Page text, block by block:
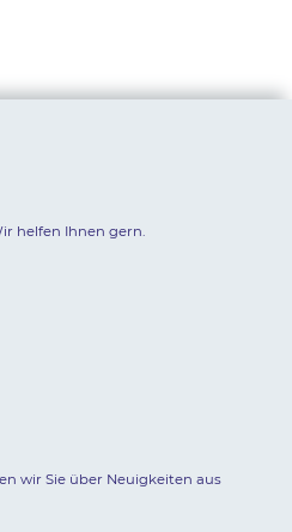
helfen Ihnen gern.
wir Sie über Neuigkeiten aus